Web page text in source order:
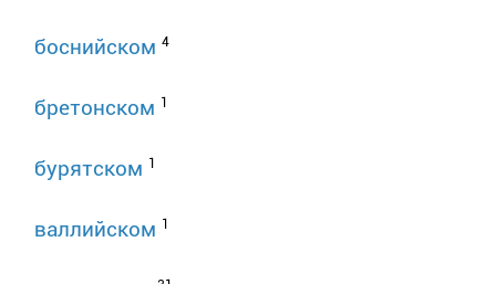
боснийском 4
бретонском 1
бурятском 1
валлийском 1